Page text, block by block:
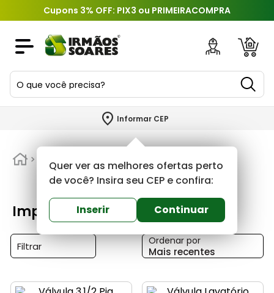
Cupons 3% OFF: PIX3 ou PRIMEIRACOMPRA
O que você precisa?
TERMOS MAIS BUSCADOS
2º
porta
revestimento
telha
6º
argamassa
8º
cimento
Informar CEP
Quer ver as melhores ofertas perto
de você? Insira seu CEP e confira:
Inserir Continuar
Imperatriz
Imperatriz
Ordenar por
Mais recentes
Filtrar